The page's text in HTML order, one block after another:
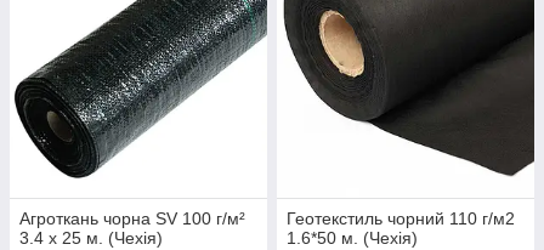
Агроткань чорна SV 100 г/м²
3.4 х 25 м. (Чехія)
Геотекстиль чорний 110 г/м2
1.6*50 м. (Чехія)